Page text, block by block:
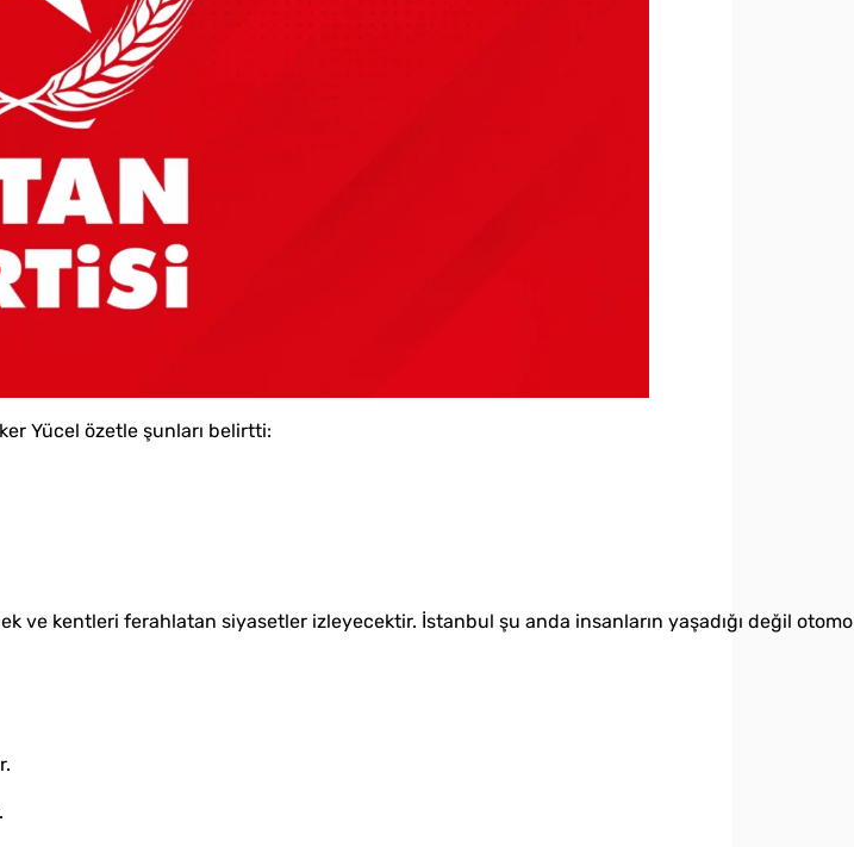
Yücel özetle şunları belirtti:
kentleri ferahlatan siyasetler izleyecektir. İstanbul şu anda insanların yaşadığı değil